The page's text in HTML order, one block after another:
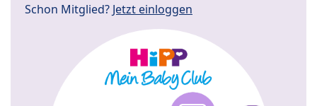
Schon Mitglied? Jetzt einloggen